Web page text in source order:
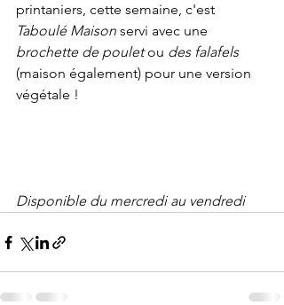
printaniers, cette semaine, c'est
Taboulé Maison servi avec une
brochette de poulet ou des falafels
(maison également) pour une version
végétale !
Disponible du mercredi au vendredi